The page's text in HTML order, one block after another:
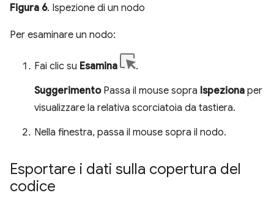
Figura 6. Ispezione di un nodo
Per esaminare un nodo:
Fai clic su Esamina
.
SuggerimentoPassa il mouse sopra Ispeziona per
visualizzare la relativa scorciatoia da tastiera.
Nella finestra, passa il mouse sopra il nodo.
Esportare i dati sulla copertura del
codice